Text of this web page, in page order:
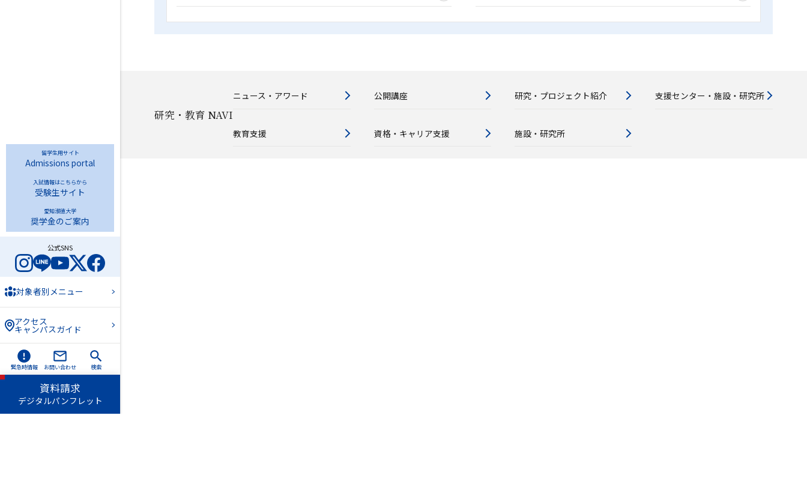
留学生用サイト
Admissions portal
入試情報はこちらから
受験生サイト
愛知淑徳大学
奨学金のご案内
公式SNS
対象者別メニュー
アクセス
キャンパスガイド
緊急時情報 お問い合わせ 検索
資料請求
デジタルパンフレット
研究・教育 NAVI
ニュース・アワード 公開講座 研究・プロジェクト紹介 支援センター・施設・研究所
教育支援 資格・キャリア支援 施設・研究所